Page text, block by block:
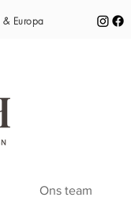
Europa
Ons team